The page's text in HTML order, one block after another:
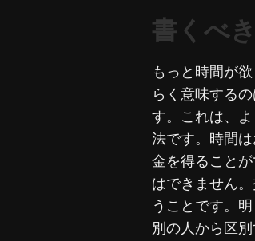
書くべ
もっと時間が
らく意味する
す。これは、
法です。時間は
金を得ること
はできません
うことです。
別の人から区